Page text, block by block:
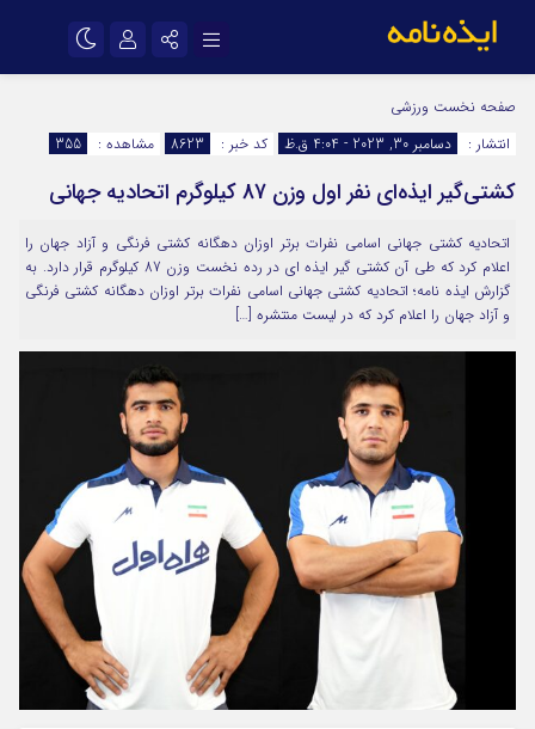
اینستاگرام
سروش
ایتا
آپارات
اپلیکیشن رمز عبور
مرا به خاطر بسپار
صفحه نخست ورزشی
انتشار :
دسامبر 30, 2023 - 4:04 ق.ظ کد خبر : 8623 مشاهده : 355
کشتی‌گیر ایذه‌ای نفر اول وزن 87 کیلوگرم اتحادیه جهانی
اتحادیه کشتی جهانی اسامی نفرات برتر اوزان دهگانه کشتی فرنگی و آزاد جهان را
اعلام کرد که طی آن کشتی گیر ایذه ای در رده نخست وزن 87 کیلوگرم قرار دارد. به
گزارش ایذه نامه؛ اتحادیه کشتی جهانی اسامی نفرات برتر اوزان دهگانه کشتی فرنگی
و آزاد جهان را اعلام کرد که در لیست منتشره […]